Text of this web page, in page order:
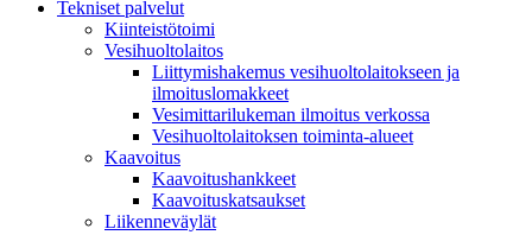
Tekniset palvelut
Kiinteistötoimi
Vesihuoltolaitos
Liittymishakemus vesihuoltolaitokseen ja
ilmoituslomakkeet
Vesimittarilukeman ilmoitus verkossa
Vesihuoltolaitoksen toiminta-alueet
Kaavoitus
Kaavoitushankkeet
Kaavoituskatsaukset
Liikenneväylät